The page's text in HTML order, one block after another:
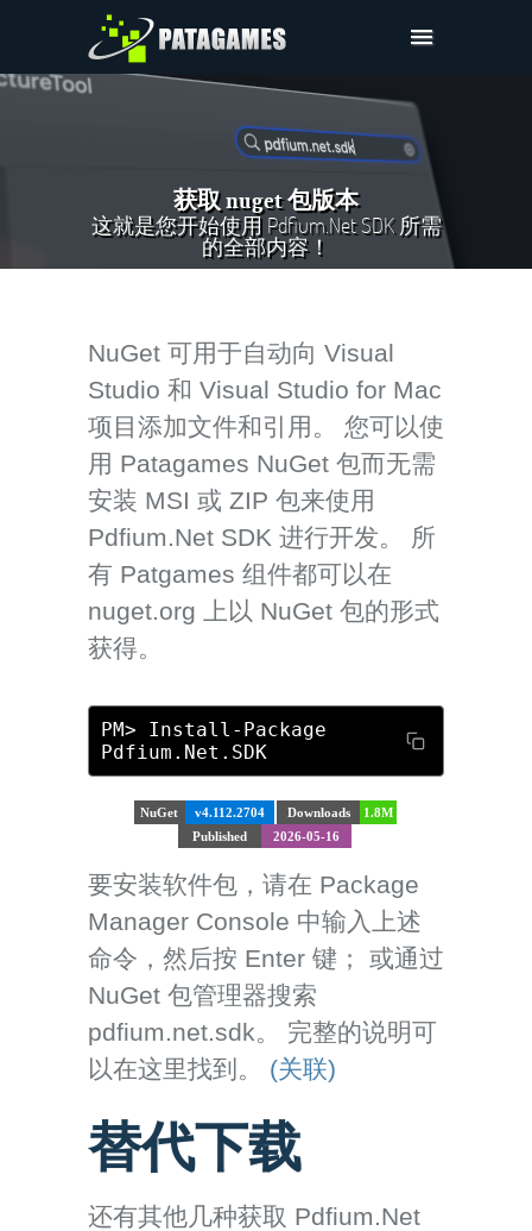
定价
获取 nuget 包版本
这就是您开始使用 Pdfium.Net SDK 所需
的全部内容！
NuGet 可用于自动向 Visual
Studio 和 Visual Studio for Mac
项目添加文件和引用。 您可以使
用 Patagames NuGet 包而无需
安装 MSI 或 ZIP 包来使用
Pdfium.Net SDK 进行开发。 所
有 Patgames 组件都可以在
nuget.org 上以 NuGet 包的形式
获得。
PM> Install-Package
Pdfium.Net.SDK
NuGet v4.112.2704 Downloads
1.8M
Published
2026-05-16
要安装软件包，请在 Package
Manager Console 中输入上述
命令，然后按 Enter 键； 或通过
NuGet 包管理器搜索
pdfium.net.sdk。 完整的说明可
以在这里找到。 (关联)
替代下载
还有其他几种获取 Pdfium.Net